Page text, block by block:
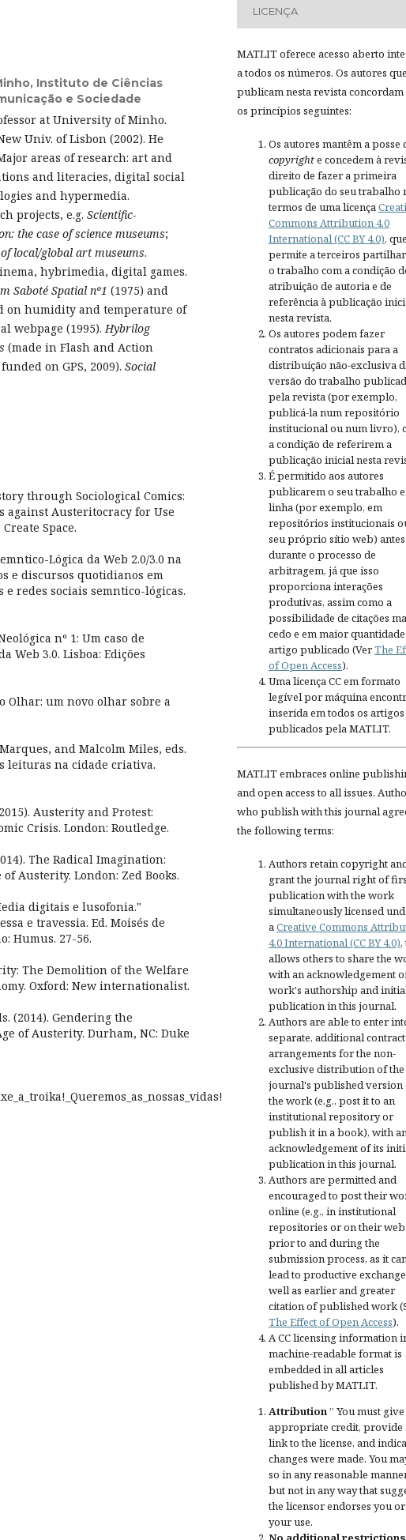
Instituto de Ciências
e Sociedade
at University of Minho.
Univ. of Lisbon (2002). He
areas of research: art and
and literacies, digital social
and hypermedia.
projects, e.g. Scientific-
the case of science museums;
local/global art museums.
hybrimedia, digital games.
Saboté Spatial nº1 (1975) and
on humidity and temperature of
webpage (1995).Hybrilog
(made in Flash and Action
on GPS, 2009). Social
through Sociological Comics:
against Austeritocracy for Use
Space.
Lógica da Web 2.0/3.0 na
e discursos quotidianos em
redes sociais semntico-lógicas.
nº 1: Um caso de
Web 3.0. Lisboa: Edições
Olhar: um novo olhar sobre a
and Malcolm Miles, eds.
leituras na cidade criativa.
Austerity and Protest:
Crisis. London: Routledge.
The Radical Imagination:
Austerity. London: Zed Books.
digitais e lusofonia."
e travessia. Ed. Moisés de
Humus. 27-56.
The Demolition of the Welfare
Oxford: New internationalist.
(2014). Gendering the
of Austerity. Durham, NC: Duke
LICENÇA
MATLIT oferece acesso aberto
a todos os números. Os autores que
publicam nesta revista concordam
os princípios seguintes:
Os autores mantêm a posse
copyrighte concedem à
direito de fazer a primeira
publicação do seu trabalho
termos de uma licença
Commons Attribution 4.0
International (CC BY 4.0), que
permite a terceiros
o trabalho com a condição
atribuição de autoria e de
referência à publicação
nesta revista.
Os autores podem fazer
contratos adicionais para a
distribuição não-exclusiva
versão do trabalho
pela revista (por exemplo,
publicá-la num repositório
institucional ou num livro),
a condição de referirem a
publicação inicial nesta
É permitido aos autores
publicarem o seu trabalho
linha (por exemplo, em
repositórios institucionais
seu próprio sítio web) antes
durante o processo de
arbitragem, já que isso
proporciona interações
produtivas, assim como a
possibilidade de citações
cedo e em maior
artigo publicado (VerThe
of Open Access).
Uma licença CC em formato
legível por máquina
inserida em todos os artigos
publicados pela MATLIT.
MATLIT embraces online
and open access to all issues.
who publish with this journal
the following terms:
Authors retain copyright
grant the journal right of
publication with the work
simultaneously licensed
aCreative Commons
4.0 International (CC BY 4.0),
allows others to share the
with an acknowledgement
work's authorship and
publication in this journal.
Authors are able to enter
separate, additional
arrangements for the non-
exclusive distribution of the
journal's published version
the work (e.g., post it to an
institutional repository or
publish it in a book), with
acknowledgement of its
publication in this journal.
Authors are permitted and
encouraged to post their
online (e.g., in institutional
repositories or on their
prior to and during the
submission process, as it
lead to productive
well as earlier and greater
citation of published work
The Effect of Open Access).
A CC licensing information
machine-readable format is
embedded in all articles
published by MATLIT.
Attribution” You must give
appropriate credit, provide
link to the license, and
changes were made. You
so in any reasonable
but not in any way that
the licensor endorses you or
your use.